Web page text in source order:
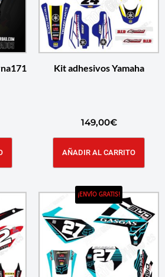
Kit adhesivos Yamaha
149,00€
AÑADIR AL CARRITO
¡ENVÍO GRATIS!